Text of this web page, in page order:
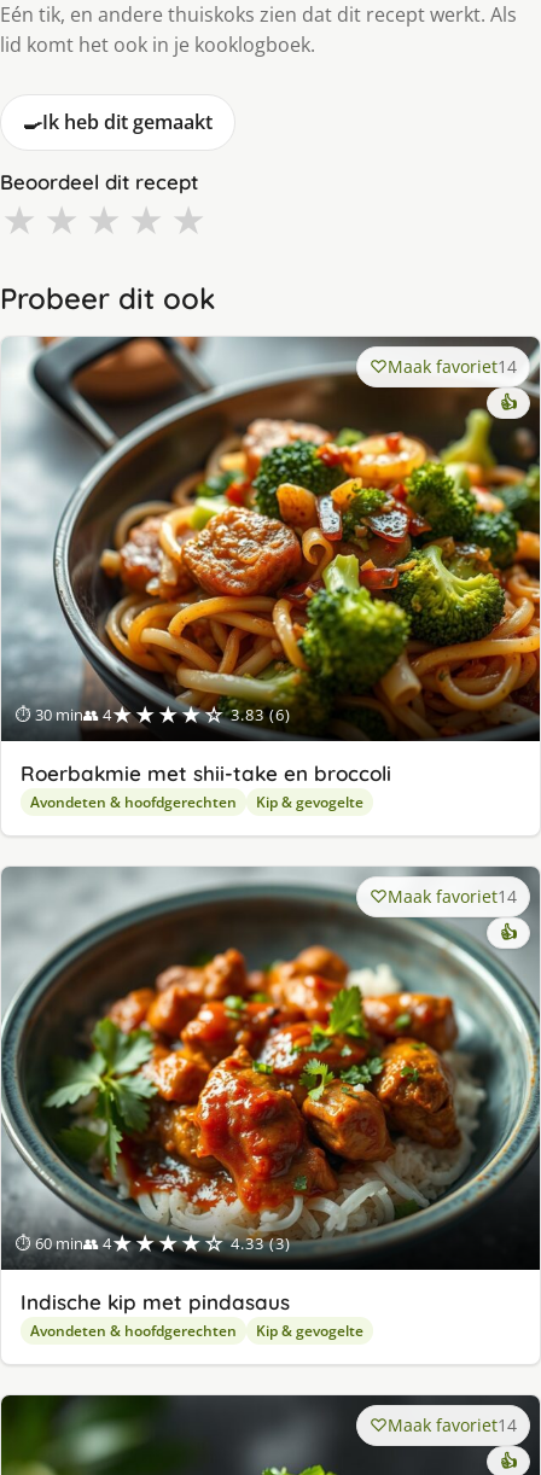
Eén tik, en andere thuiskoks zien dat dit recept werkt. Als
lid komt het ook in je kooklogboek.
🍳Ik heb dit gemaakt
Beoordeel dit recept
★ ★ ★ ★ ★
Probeer dit ook
⏱ 30 min👥 4★★★★☆ 3.83 (6)
Maak favoriet14
👍
Roerbakmie met shii-take en broccoli
Avondeten & hoofdgerechten Kip & gevogelte
⏱ 60 min👥 4★★★★☆ 4.33 (3)
Maak favoriet14
👍
Indische kip met pindasaus
Avondeten & hoofdgerechten Kip & gevogelte
Maak favoriet14
👍